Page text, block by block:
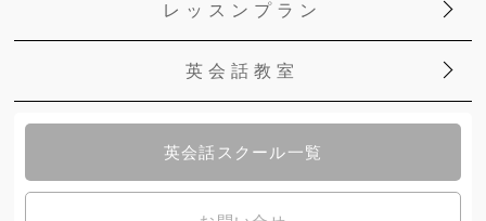
レッスンプラン
英会話教室
英会話スクール一覧